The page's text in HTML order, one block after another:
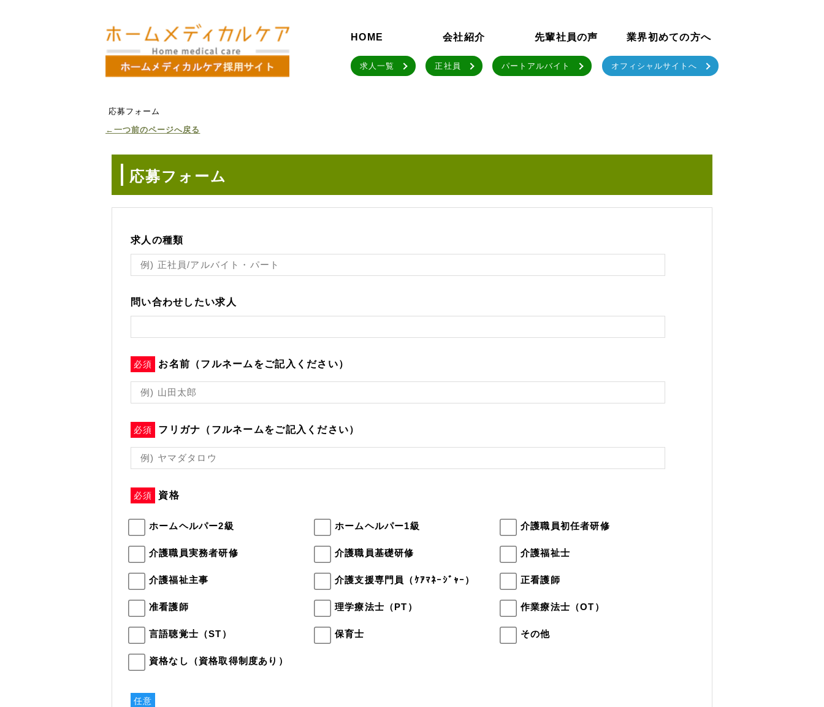
HOME 会社紹介 先輩社員の声 業界初めての方へ
求人一覧 正社員 パートアルバイト オフィシャルサイトへ
応募フォーム
←一つ前のページへ戻る
応募フォーム
求人の種類
問い合わせしたい求人
必須 お名前（フルネームをご記入ください）
必須 フリガナ（フルネームをご記入ください）
必須 資格
ホームヘルパー2級 ホームヘルパー1級 介護職員初任者研修
介護職員実務者研修 介護職員基礎研修 介護福祉士
介護福祉主事 介護支援専門員（ｹｱﾏﾈｰｼﾞｬｰ） 正看護師
准看護師 理学療法士（PT） 作業療法士（OT）
言語聴覚士（ST） 保育士 その他
資格なし（資格取得制度あり）
任意